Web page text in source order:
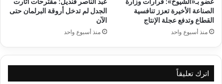
الصناعة الأخيرة تعزز تنافسية
القطاع وتدفع عجلة الإنتاج
منذ أسبوع واحد
الجدل لم تدخل أروقة البرلمان حتى
الآن
منذ أسبوع واحد
اترك تعليقاً